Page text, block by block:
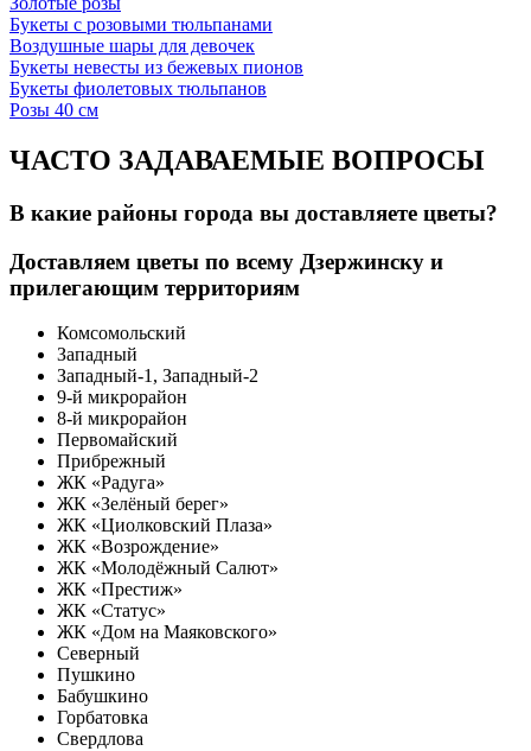
Букеты с розовыми тюльпанами
Воздушные шары для девочек
Букеты невесты из бежевых пионов
Букеты фиолетовых тюльпанов
Розы 40 см
ЧАСТО ЗАДАВАЕМЫЕ ВОПРОСЫ
В какие районы города вы доставляете цветы?
Доставляем цветы по всему Дзержинску и
прилегающим территориям
Комсомольский
Западный
Западный-1, Западный-2
9-й микрорайон
8-й микрорайон
Первомайский
Прибрежный
ЖК «Радуга»
ЖК «Зелёный берег»
ЖК «Циолковский Плаза»
ЖК «Возрождение»
ЖК «Молодёжный Салют»
ЖК «Престиж»
ЖК «Статус»
ЖК «Дом на Маяковского»
Северный
Пушкино
Бабушкино
Горбатовка
Свердлова